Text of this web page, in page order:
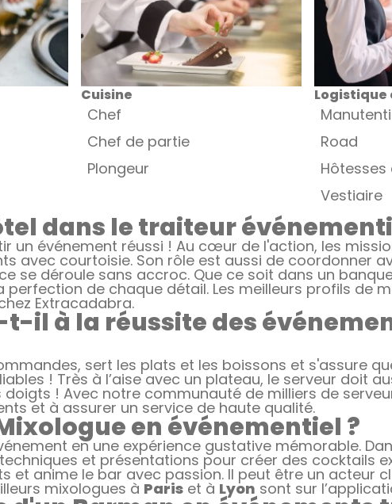
Cuisine
Chef
Chef de partie
Plongeur
Logistique
Road
Hôtesses
Vestiaire
dans le traiteur
un événement réussi ! Au cœur de l'action, les
avec courtoisie. Son rôle est aussi de coordonner
se déroule sans accroc. Que ce soit dans un
de chaque détail. Les meilleurs profils de
Extracadabra.
il à la réussite des
sert les plats et les boissons et s'assure
! Très à l’aise avec un plateau, le serveur doit
! Avec notre communauté de milliers de
et à assurer un service de haute qualité.
en événementiel ?
en une expérience gustative mémorable.
et présentations pour créer des cocktails
et anime le bar avec passion. Il peut être un acteur
mixologues à Paris et à Lyon sont sur